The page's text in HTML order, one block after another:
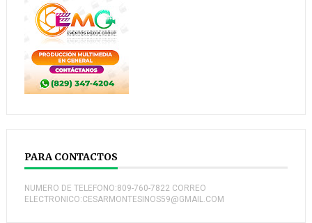
PARA CONTACTOS
NUMERO DE TELEFONO:809-760-7822 CORREO
ELECTRONICO:CESARMONTESINOS59@GMAIL.COM